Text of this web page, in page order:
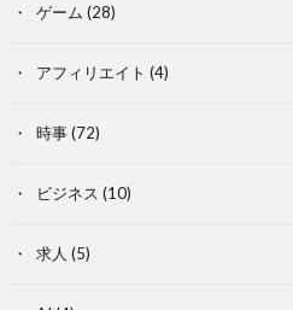
ゲーム (28)
アフィリエイト (4)
時事(72)
ビジネス (10)
求人 (5)